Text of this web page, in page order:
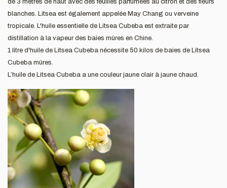
de 3 mètres de haut avec des feuilles parfumées au citron et des fleurs
blanches. Litsea est également appelée May Chang ou verveine
tropicale. L'huile essentielle de Litsea Cubeba est extraite par
distillation à la vapeur des baies mûres en Chine.
1 litre d'huile de Litsea Cubeba nécessite 50 kilos de baies de Litsea
Cubeba mûres.
L’huile de Litsea Cubeba a une couleur jaune clair à jaune chaud.